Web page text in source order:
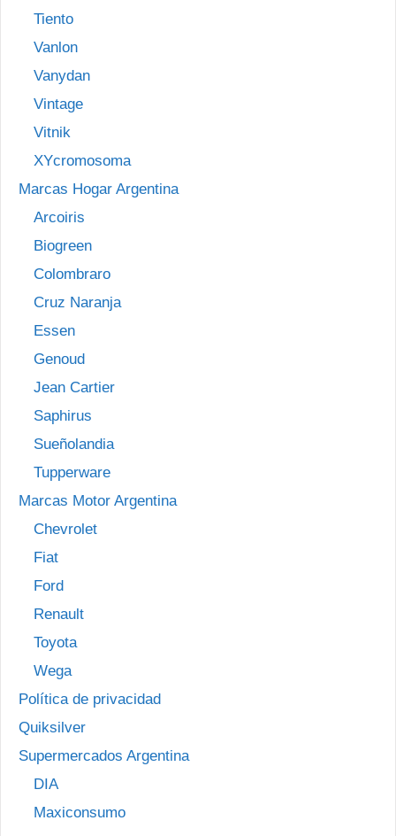
Tiento
Vanlon
Vanydan
Vintage
Vitnik
XYcromosoma
Marcas Hogar Argentina
Arcoiris
Biogreen
Colombraro
Cruz Naranja
Essen
Genoud
Jean Cartier
Saphirus
Sueñolandia
Tupperware
Marcas Motor Argentina
Chevrolet
Fiat
Ford
Renault
Toyota
Wega
Política de privacidad
Quiksilver
Supermercados Argentina
DIA
Maxiconsumo